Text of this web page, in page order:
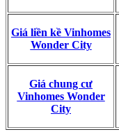
Giá liền kề Vinhomes
Wonder City
Giá chung cư
Vinhomes Wonder
City